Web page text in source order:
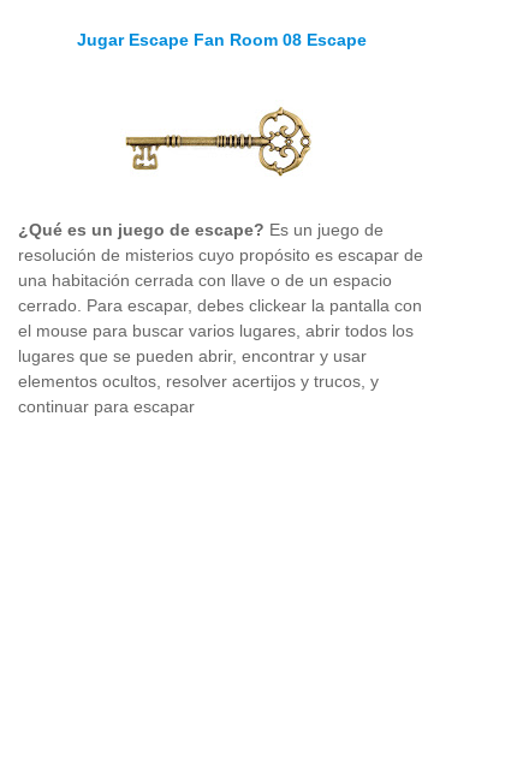
Jugar Escape Fan Room 08 Escape
¿Qué es un juego de escape? Es un juego de
resolución de misterios cuyo propósito es escapar de
una habitación cerrada con llave o de un espacio
cerrado. Para escapar, debes clickear la pantalla con
el mouse para buscar varios lugares, abrir todos los
lugares que se pueden abrir, encontrar y usar
elementos ocultos, resolver acertijos y trucos, y
continuar para escapar